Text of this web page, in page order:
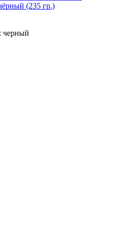
(235 гр.)
черный